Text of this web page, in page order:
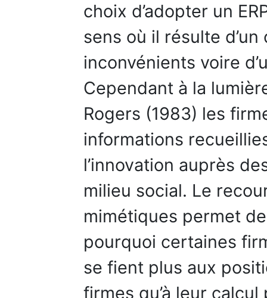
choix d’adopter un
sens où il résulte
inconvénients voire
Cependant à la
Rogers (1983) les
informations
l’innovation auprès
milieu social. Le
mimétiques permet
pourquoi certaines
se fient plus aux
firmes qu’à leur